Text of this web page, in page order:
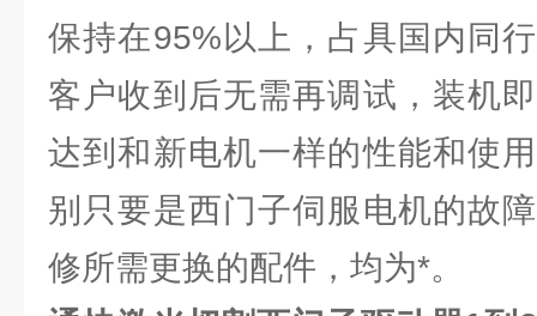
保持在95%以上，占具国内同
客户收到后无需再调试，装机
达到和新电机一样的性能和使
别只要是西门子伺服电机的故
修所需更换的配件，均为*。